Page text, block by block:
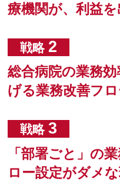
療機関が、利益
戦略 2
総合病院の業務
げる業務改善フ
戦略 3
「部署ごと」の
ロー設定がダメ